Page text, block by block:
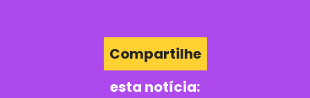
Compartilhe
esta notícia: